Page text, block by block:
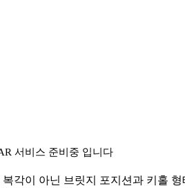
서비스 준비중 입니다
각이 아닌 브릿지 포지션과 키홀